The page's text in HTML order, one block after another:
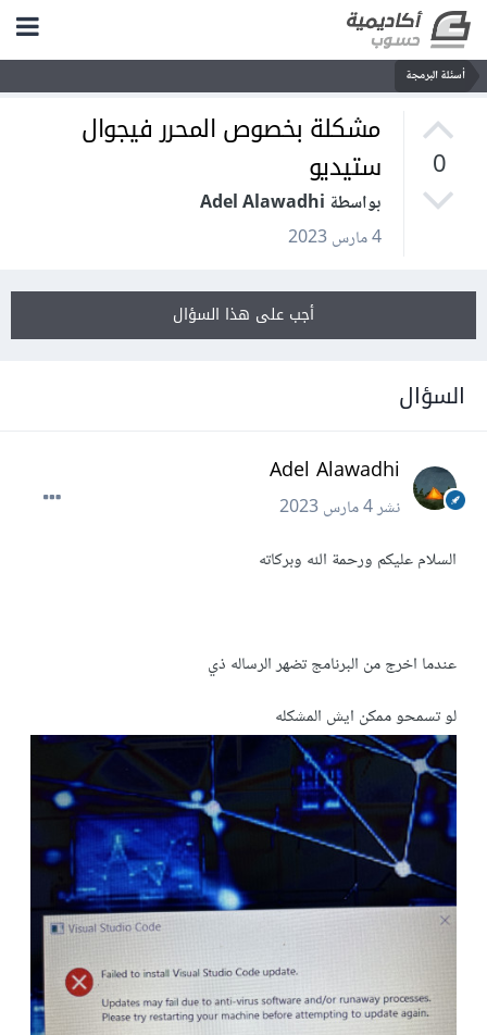
أسئلة البرمجة
0
مشكلة بخصوص المحرر فيجوال
ستيديو
بواسطة Adel Alawadhi
4 مارس 2023
أجب على هذا السؤال
السؤال
Adel Alawadhi
نشر4 مارس 2023
السلام عليكم ورحمة الله وبركاته
عندما اخرج من البرنامج تضهر الرساله ذي
لو تسمحو ممكن ايش المشكله